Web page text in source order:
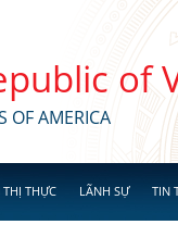
of
OF AMERICA
THỊ THỰC LÃNH SỰ TIN